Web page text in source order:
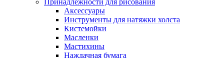
Принадлежности для рисования
Аксессуары
Инструменты для натяжки холста
Кистемойки
Масленки
Мастихины
Наждачная бумага